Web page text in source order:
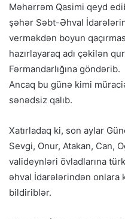
Məhərrəm Qasimi qeyd
şəhər Səbt-Əhval
verməkdən boyun
hazırlayaraq adı çəkilən
Fərmandarlığına göndərib.
Ancaq bu günə kimi
sənədsiz qalıb.
Xatırladaq ki, son aylar
Sevgi, Onur, Atakan, Can,
valideynləri övladlarına
əhval İdarələrindən onlara
bildiriblər.